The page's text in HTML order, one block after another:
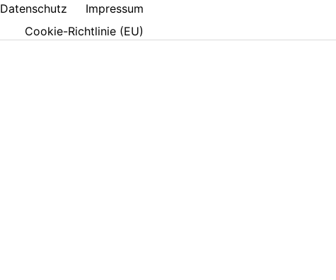
Datenschutz
Impressum
Cookie-Richtlinie (EU)